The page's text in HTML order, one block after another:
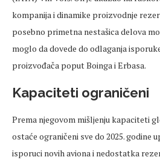
kompanija i dinamike proizvodnje
posebno primetna nestašica delova
moglo da dovede do odlaganja
proizvođača poput Boinga i Erbasa.
Kapaciteti ograničeni
Prema njegovom mišljenju kapaciteti
ostaće ograničeni sve do 2025. godine
isporuci novih aviona i nedostatka